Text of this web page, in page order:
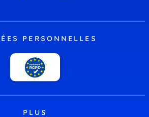
PERSONNELLES
PLUS